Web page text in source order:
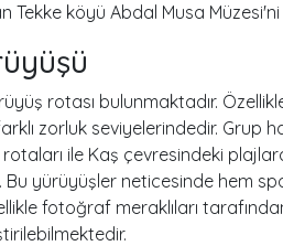
Tekke köyü Abdal Musa
rotası bulunmaktadır.
zorluk seviyelerindedir. Grup
ile Kaş çevresindeki
Bu yürüyüşler neticesinde hem
fotoğraf meraklıları